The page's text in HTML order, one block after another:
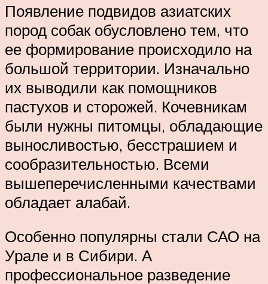
Появление подвидов азиатских
пород собак обусловлено тем, что
ее формирование происходило на
большой территории. Изначально
их выводили как помощников
пастухов и сторожей. Кочевникам
были нужны питомцы, обладающие
выносливостью, бесстрашием и
сообразительностью. Всеми
вышеперечисленными качествами
обладает алабай.
Особенно популярны стали САО на
Урале и в Сибири. А
профессиональное разведение